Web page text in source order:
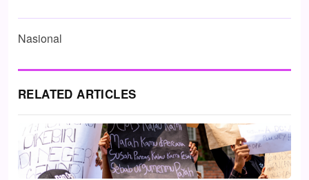
Nasional
RELATED ARTICLES